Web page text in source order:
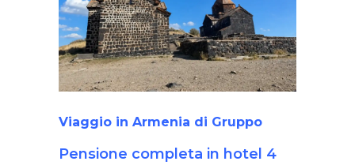
Viaggio in Armenia di Gruppo
Pensione completa in hotel 4